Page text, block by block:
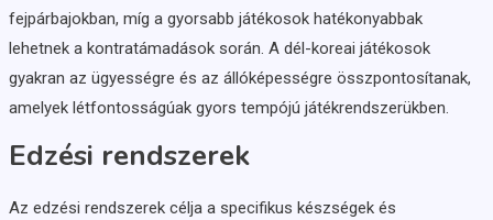
fejpárbajokban, míg a gyorsabb játékosok hatékonyabbak
lehetnek a kontratámadások során. A dél-koreai játékosok
gyakran az ügyességre és az állóképességre összpontosítanak,
amelyek létfontosságúak gyors tempójú játékrendszerükben.
Edzési rendszerek
Az edzési rendszerek célja a specifikus készségek és